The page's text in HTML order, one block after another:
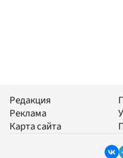
Редакция
Реклама
Карта сайта